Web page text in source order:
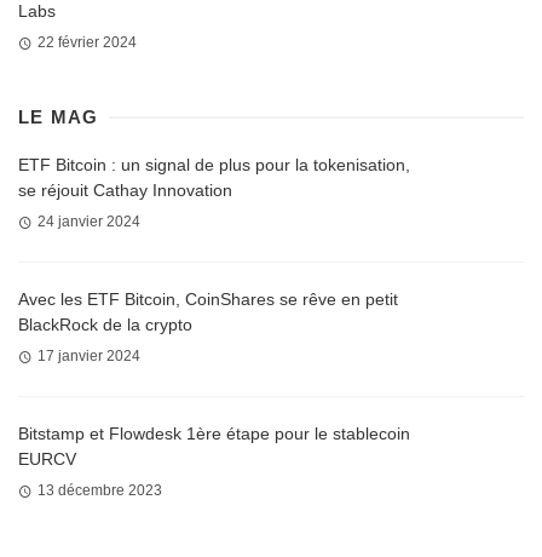
Labs
22 février 2024
LE MAG
ETF Bitcoin : un signal de plus pour la tokenisation,
se réjouit Cathay Innovation
24 janvier 2024
Avec les ETF Bitcoin, CoinShares se rêve en petit
BlackRock de la crypto
17 janvier 2024
Bitstamp et Flowdesk 1ère étape pour le stablecoin
EURCV
13 décembre 2023